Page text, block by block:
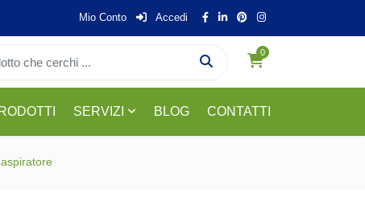
Mio Conto Accedi
0
SERVIZI BLOG CONTATTI